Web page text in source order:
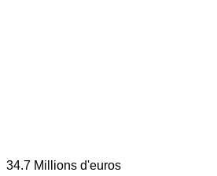
34.7 Millions d'euros